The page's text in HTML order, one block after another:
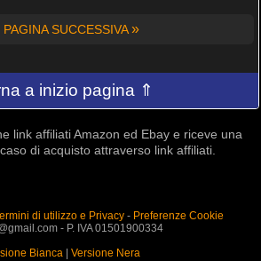
PAGINA SUCCESSIVA»
a inizio pagina ⇑
link affiliati Amazon ed Ebay e riceve una
di acquisto attraverso link affiliati.
di utilizzo e Privacy- Preferenze Cookie
- P. IVA 01501900334
Bianca
Versione Nera